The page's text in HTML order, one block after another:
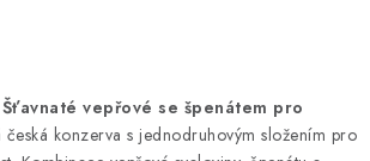
údajů
cookies
Hodnocení obchodu
vepřové se špenátem pro
česká konzerva s jednodruhovým složením pro